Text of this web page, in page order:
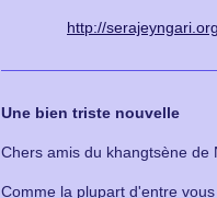
http://serajeyngari.org
Une bien triste nouvelle
Chers amis du khangtsène de
Comme la plupart d'entre vous